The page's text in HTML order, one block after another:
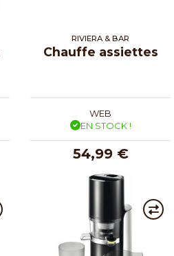
RIVIERA & BAR
Chauffe assiettes
WEB
EN STOCK !
54,99 €